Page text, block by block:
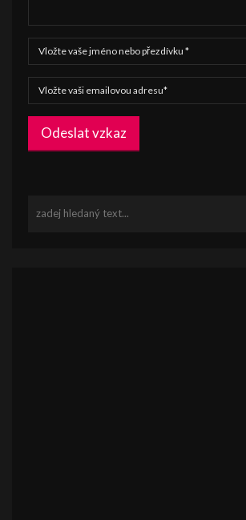
Odeslat vzkaz